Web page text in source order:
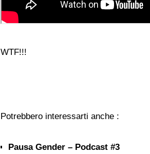
WTF!!!
Potrebbero interessarti anche :
Pausa Gender – Podcast #3